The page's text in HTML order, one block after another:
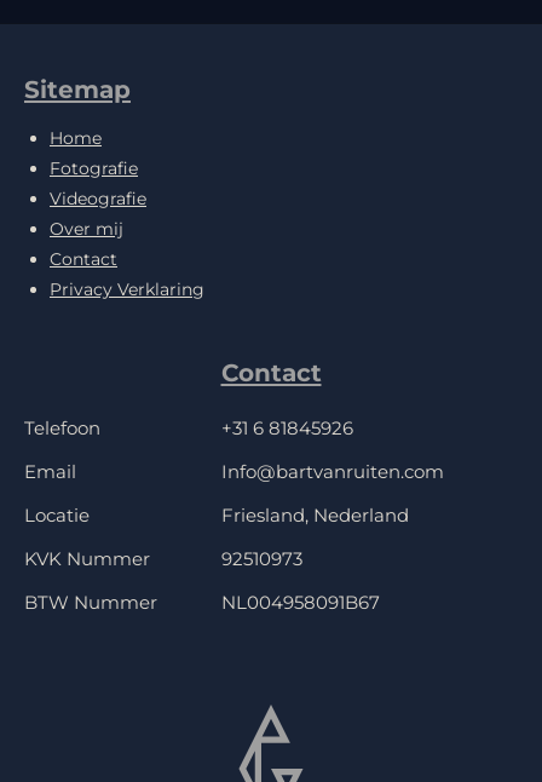
Sitemap
Home
Fotografie
Videografie
Over mij
Contact
Privacy Verklaring
Contact
Telefoon
+31 6 81845926
Email
Info@bartvanruiten.com
Locatie
Friesland, Nederland
KVK Nummer
92510973
BTW Nummer
NL004958091B67